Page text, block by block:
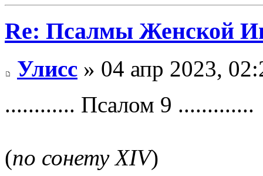
Re: Псалмы Женской
Улисс » 04 апр 2023,
............ Псалом 9 .............
(по сонету XIV)